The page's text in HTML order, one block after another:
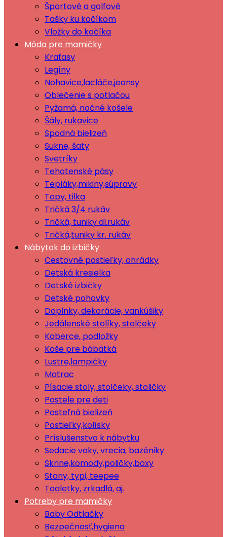
Športové a golfové
Tašky ku kočíkom
Vložky do kočíka
Móda pre mamičky
Kraťasy
Legíny
Nohavice,lacláče,jeansy
Oblečenie s potlačou
Pyžamá, nočné košele
Šály, rukavice
Spodná bielizeň
Sukne, šaty
Svetríky
Tehotenské pásy
Tepláky,mikiny,súpravy
Topy, tilka
Tričká 3/4 rukáv
Tričká, tuniky dl.rukáv
Tričká,tuniky kr. rukáv
Nábytok do izbičky
Cestovné postieľky, ohrádky
Detská kresielka
Detské izbičky
Detské pohovky
Doplnky, dekorácie, vankúšiky
Jedálenské stolíky, stolčeky
Koberce, podložky
Koše pre bábätká
Lustre,lampičky
Matrac
Písacie stoly, stolčeky, stoličky
Postele pre deti
Posteľná bielizeň
Postieľky,kolísky
Príslušenstvo k nábytku
Sedacie vaky, vrecia, bazéniky
Skrine,komody,poličky,boxy
Stany, typi, teepee
Toaletky, zrkadlá, aj.
Potreby pre mamičky
Baby Odtlačky
Bezpečnosť,hygiena